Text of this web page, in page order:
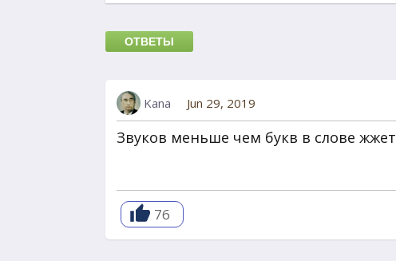
ОТВЕТЫ
Kana Jun 29, 2019
Звуков меньше чем букв в слове жжет
76